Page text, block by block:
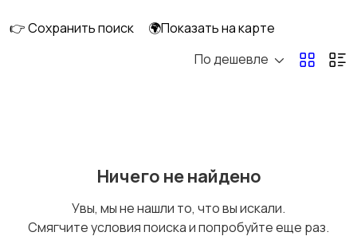
Музыкальные центры
портативное аудио
👉 Сохранить поиск
🌍Показать на карте
По дешевле
Ничего не найдено
Увы, мы не нашли то, что вы искали.
Смягчите условия поиска и попробуйте еще раз.